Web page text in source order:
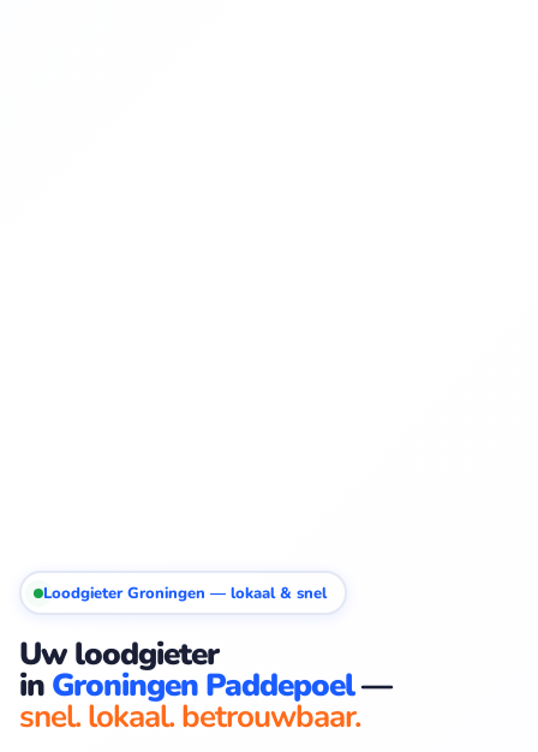
Loodgieter Groningen — lokaal & snel
Uw loodgieter
in Groningen Paddepoel—
snel. lokaal. betrouwbaar.